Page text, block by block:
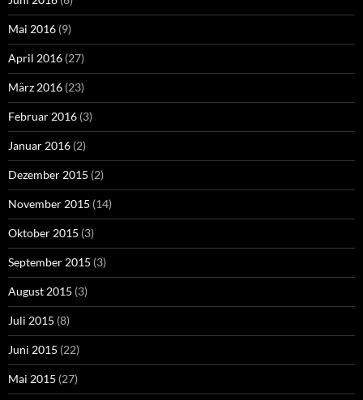
Mai 2016 (9)
April 2016 (27)
März 2016 (23)
Februar 2016 (3)
Januar 2016 (2)
Dezember 2015 (2)
November 2015 (14)
Oktober 2015 (3)
September 2015 (3)
August 2015 (3)
Juli 2015 (8)
Juni 2015 (22)
Mai 2015 (27)